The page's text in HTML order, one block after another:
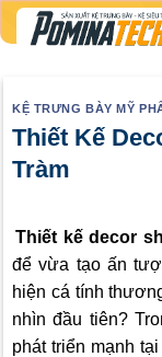
Skip
to
KỆ TRƯNG BÀY MỸ
Thiết Kế
Tràm
Thiết kế decor
để vừa tạo ấn
hiện cá tính
nhìn đầu tiên?
phát triển mạnh